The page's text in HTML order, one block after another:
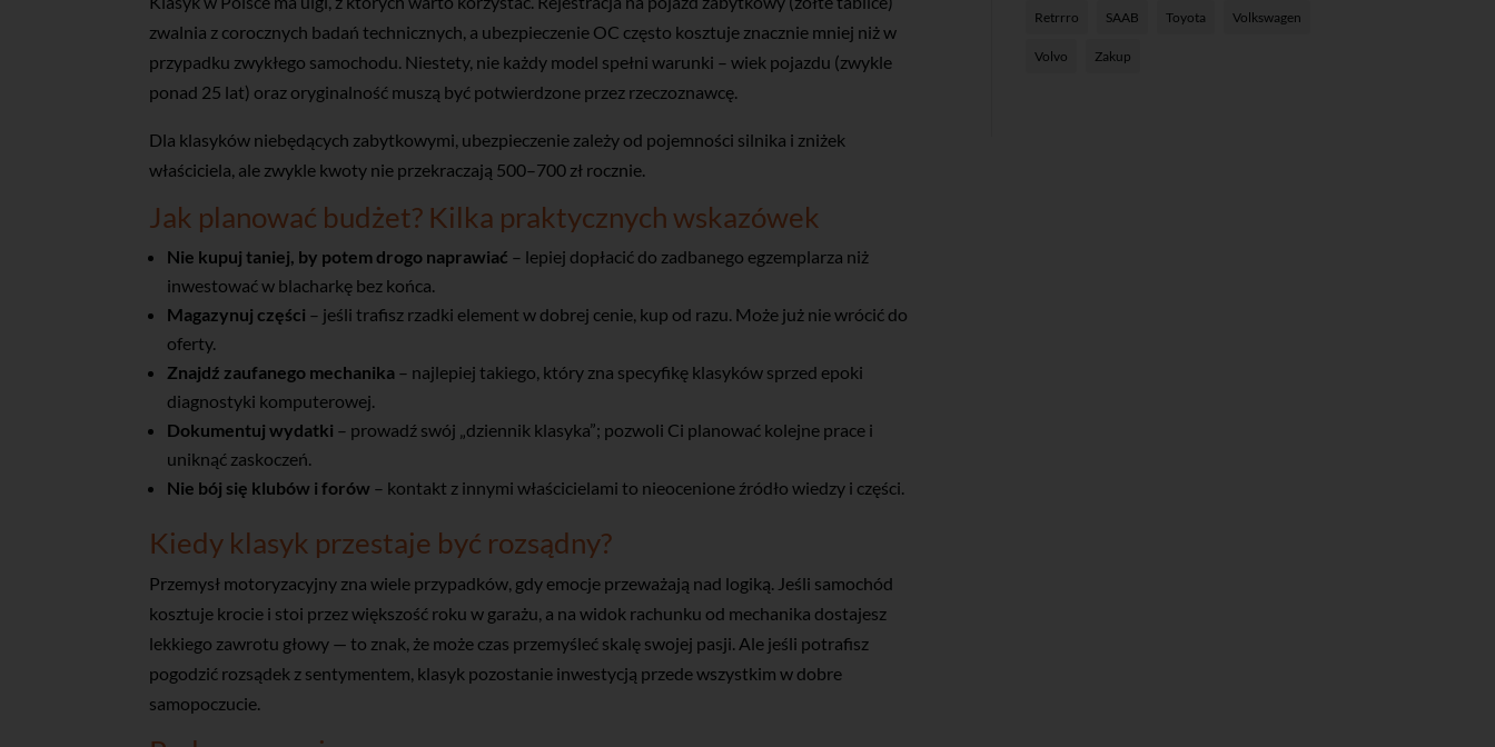
zwalnia z corocznych badań technicznych, a ubezpieczenie OC często kosztuje znacznie mniej niż w
przypadku zwykłego samochodu. Niestety, nie każdy model spełni warunki – wiek pojazdu (zwykle
ponad 25 lat) oraz oryginalność muszą być potwierdzone przez rzeczoznawcę.
Dla klasyków niebędących zabytkowymi, ubezpieczenie zależy od pojemności silnika i zniżek
właściciela, ale zwykle kwoty nie przekraczają 500–700 zł rocznie.
Jak planować budżet? Kilka praktycznych wskazówek
Nie kupuj taniej, by potem drogo naprawiać – lepiej dopłacić do zadbanego egzemplarza niż
inwestować w blacharkę bez końca.
Magazynuj części – jeśli trafisz rzadki element w dobrej cenie, kup od razu. Może już nie wrócić do
oferty.
Znajdź zaufanego mechanika – najlepiej takiego, który zna specyfikę klasyków sprzed epoki
diagnostyki komputerowej.
Dokumentuj wydatki – prowadź swój „dziennik klasyka”; pozwoli Ci planować kolejne prace i
uniknąć zaskoczeń.
Nie bój się klubów i forów – kontakt z innymi właścicielami to nieocenione źródło wiedzy i części.
Kiedy klasyk przestaje być rozsądny?
Przemysł motoryzacyjny zna wiele przypadków, gdy emocje przeważają nad logiką. Jeśli samochód
kosztuje krocie i stoi przez większość roku w garażu, a na widok rachunku od mechanika dostajesz
lekkiego zawrotu głowy — to znak, że może czas przemyśleć skalę swojej pasji. Ale jeśli potrafisz
pogodzić rozsądek z sentymentem, klasyk pozostanie inwestycją przede wszystkim w dobre
samopoczucie.
Retrrro SAAB Toyota Volkswagen
Volvo Zakup